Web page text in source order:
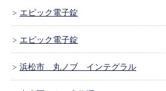
エピック電子錠
エピック電子錠
浜松市 丸ノブ インテグラル